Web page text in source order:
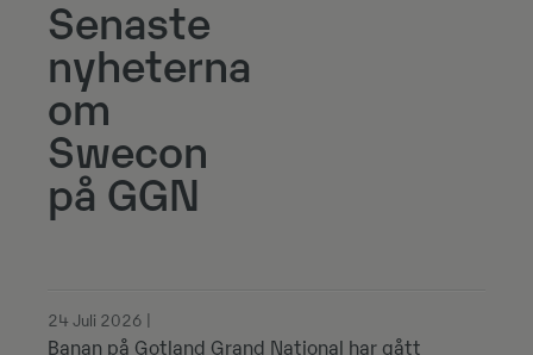
Senaste
nyheterna
om
Swecon
på GGN
24 Juli 2026 |
Banan på Gotland Grand National har gått